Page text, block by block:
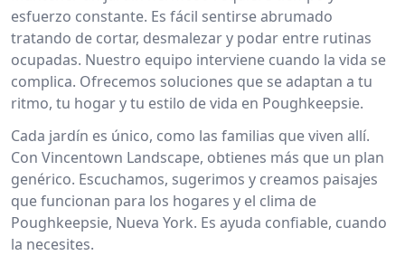
esfuerzo constante. Es fácil sentirse abrumado
tratando de cortar, desmalezar y podar entre rutinas
ocupadas. Nuestro equipo interviene cuando la vida se
complica. Ofrecemos soluciones que se adaptan a tu
ritmo, tu hogar y tu estilo de vida en Poughkeepsie.
Cada jardín es único, como las familias que viven allí.
Con Vincentown Landscape, obtienes más que un plan
genérico. Escuchamos, sugerimos y creamos paisajes
que funcionan para los hogares y el clima de
Poughkeepsie, Nueva York. Es ayuda confiable, cuando
la necesites.